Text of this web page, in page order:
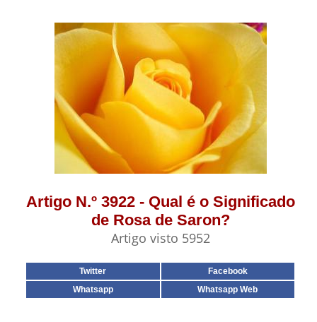
Artigo N.º 3922 - Qual é o Significado
de Rosa de Saron?
Artigo visto 5952
Twitter
Facebook
Whatsapp
Whatsapp Web